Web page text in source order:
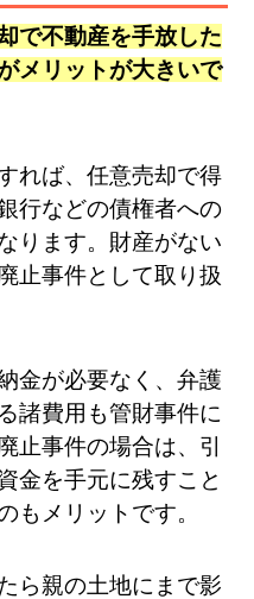
で不動産を手放した
メリットが大きいで
れば、任意売却で得
行などの債権者への
ります。財産がない
止事件として取り扱
金が必要なく、弁護
諸費用も管財事件に
止事件の場合は、引
金を手元に残すこと
もメリットです。
ら親の土地にまで影